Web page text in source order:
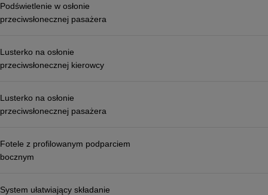
Podświetlenie w osłonie
przeciwsłonecznej pasażera
Lusterko na osłonie
przeciwsłonecznej kierowcy
Lusterko na osłonie
przeciwsłonecznej pasażera
Fotele z profilowanym podparciem
bocznym
System ułatwiający składanie